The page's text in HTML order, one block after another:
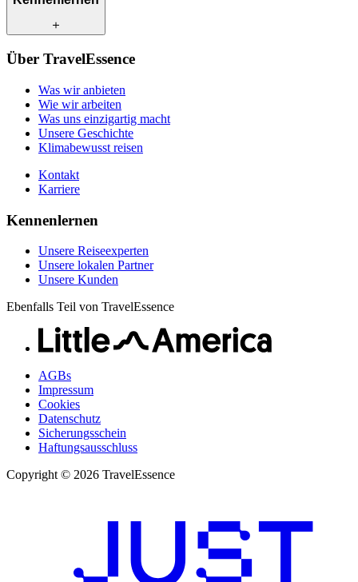
Was uns einzigartig macht
Klimabewusst reisen
Kontakt
Karriere
Unsere Reiseexperten
Unsere Kunden
Über TravelEssence
Was wir anbieten
Wie wir arbeiten
Was uns einzigartig macht
Unsere Geschichte
Klimabewusst reisen
Kontakt
Karriere
Kennenlernen
Unsere Reiseexperten
Unsere lokalen Partner
Unsere Kunden
Ebenfalls Teil von TravelEssence
AGBs
Impressum
Cookies
Datenschutz
Sicherungsschein
Haftungsausschluss
Copyright © 2026 TravelEssence